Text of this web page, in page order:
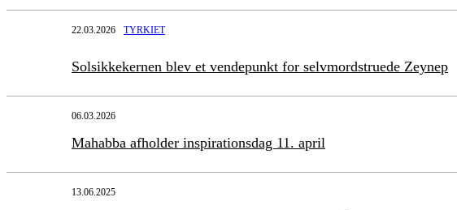
22.03.2026 TYRKIET
Solsikkekernen blev et vendepunkt for selvmordstruede Zeynep
06.03.2026
Mahabba afholder inspirationsdag 11. april
13.06.2025